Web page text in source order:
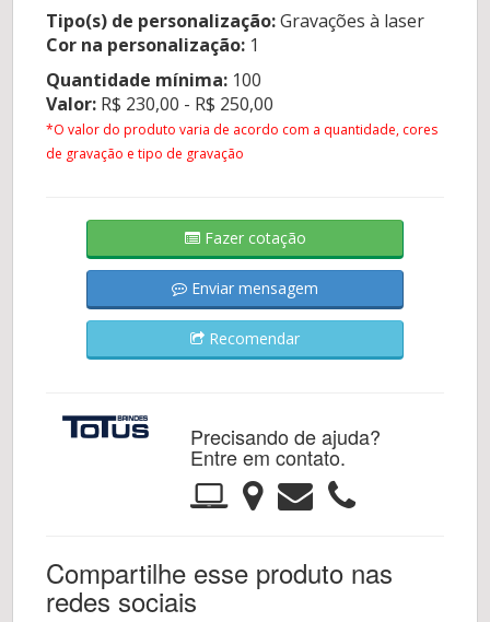
Tipo(s) de personalização:Gravações à laser
Cor na personalização: 1
Quantidade mínima: 100
Valor: R$ 230,00 - R$ 250,00
*O valor do produto varia de acordo com a quantidade, cores
de gravação e tipo de gravação
Fazer cotação
Enviar mensagem
Recomendar
Precisando de ajuda?
Entre em contato.
Compartilhe esse produto nas
redes sociais